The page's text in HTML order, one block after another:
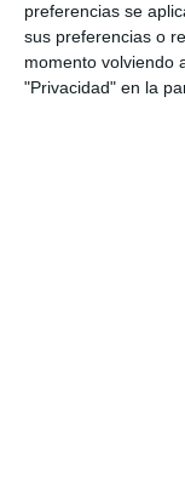
preferencias se
sus preferencias o
momento volviendo
"Privacidad" en la